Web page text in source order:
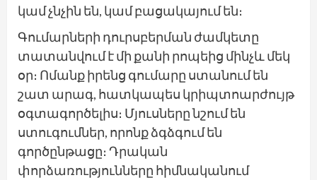
կամ չնչին են, կամ բացակայում են։
Գումարների դուրսբերման ժամկետը
տատանվում է մի քանի րոպեից մինչև մեկ
օր։ Ոմանք իրենց գումարը ստանում են
շատ արագ, հատկապես կրիպտոարժույթ
օգտագործելիս։ Մյուսները նշում են
ստուգումներ, որոնք ձգձգում են
գործընթացը։ Դրական
փորձառությունները հիմնականում